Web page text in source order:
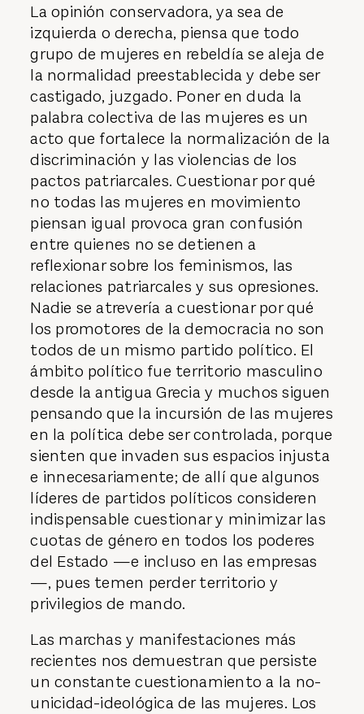
La opinión conservadora, ya sea de
izquierda o derecha, piensa que todo
grupo de mujeres en rebeldía se aleja de
la normalidad preestablecida y debe ser
castigado, juzgado. Poner en duda la
palabra colectiva de las mujeres es un
acto que fortalece la normalización de la
discriminación y las violencias de los
pactos patriarcales. Cuestionar por qué
no todas las mujeres en movimiento
piensan igual provoca gran confusión
entre quienes no se detienen a
reflexionar sobre los feminismos, las
relaciones patriarcales y sus opresiones.
Nadie se atrevería a cuestionar por qué
los promotores de la democracia no son
todos de un mismo partido político. El
ámbito político fue territorio masculino
desde la antigua Grecia y muchos siguen
pensando que la incursión de las mujeres
en la política debe ser controlada, porque
sienten que invaden sus espacios injusta
e innecesariamente; de allí que algunos
líderes de partidos políticos consideren
indispensable cuestionar y minimizar las
cuotas de género en todos los poderes
del Estado —e incluso en las empresas
—, pues temen perder territorio y
privilegios de mando.
Las marchas y manifestaciones más
recientes nos demuestran que persiste
un constante cuestionamiento a la no-
unicidad-ideológica de las mujeres. Los